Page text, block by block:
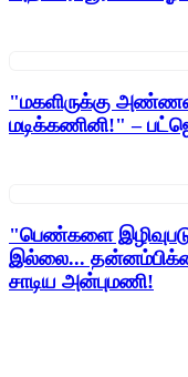
"மகளிருக்கு
மடிக்கணினி!" –
"பெண்களை
இல்லை...
சாடிய அன்புமணி!